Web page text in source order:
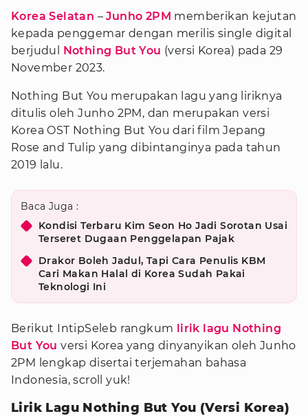
Korea Selatan –Junho 2PM memberikan kejutan
kepada penggemar dengan merilis single digital
berjudul Nothing But You (versi Korea) pada 29
November 2023.
Nothing But You merupakan lagu yang liriknya
ditulis oleh Junho 2PM, dan merupakan versi
Korea OST Nothing But You dari film Jepang
Rose and Tulip yang dibintanginya pada tahun
2019 lalu.
Baca Juga :
Kondisi Terbaru Kim Seon Ho Jadi Sorotan Usai
Terseret Dugaan Penggelapan Pajak
Drakor Boleh Jadul, Tapi Cara Penulis KBM
Cari Makan Halal di Korea Sudah Pakai
Teknologi Ini
Berikut IntipSeleb rangkum lirik lagu Nothing
But You versi Korea yang dinyanyikan oleh Junho
2PM lengkap disertai terjemahan bahasa
Indonesia, scroll yuk!
Lirik Lagu Nothing But You (Versi Korea)